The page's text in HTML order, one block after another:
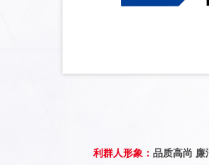
利群人形象： 品质高尚 廉